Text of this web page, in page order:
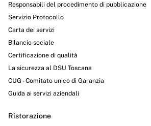
Responsabili del procedimento di pubblicazione
Servizio Protocollo
Carta dei servizi
Bilancio sociale
Certificazione di qualità
La sicurezza al DSU Toscana
CUG - Comitato unico di Garanzia
Guida ai servizi aziendali
Ristorazione